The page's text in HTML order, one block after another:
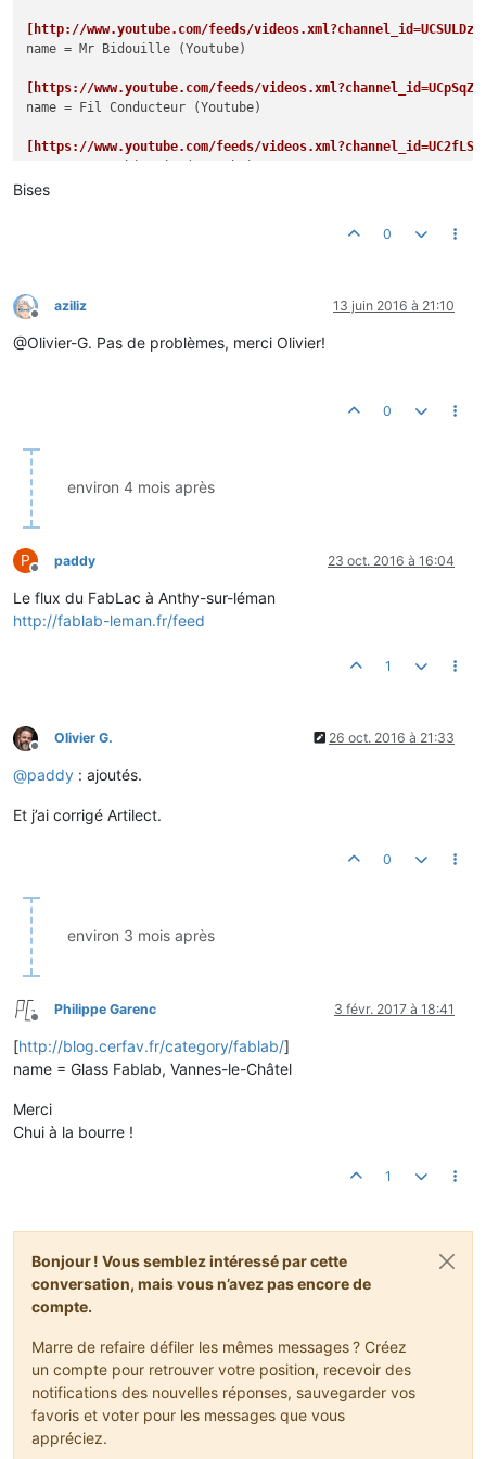
[http://www.youtube.com/feeds/
name = Mr Bidouille (Youtube)
[https://www.youtube.com/feeds/
name = Fil Conducteur (Youtube)
[https://www.youtube.com/feeds/
Bises
0
Hors-ligne
aziliz 13 juin 2016 à 21:10
@Olivier-G. Pas de problèmes, merci Olivier!
0
environ 4 mois après
P
Hors-ligne
paddy 23 oct. 2016 à 16:04
Le flux du FabLac à Anthy-sur-léman
http://fablab-leman.fr/feed
1
Hors-ligne
Olivier G. 26 oct. 2016 à 21:33
@paddy : ajoutés.
Et j’ai corrigé Artilect.
0
environ 3 mois après
Hors-ligne
Philippe Garenc 3 févr. 2017 à 18:41
[http://blog.cerfav.fr/category/fablab/]
name = Glass Fablab, Vannes-le-Châtel
Merci
Chui à la bourre !
1
Bonjour ! Vous semblez intéressé par cette
conversation, mais vous n’avez pas encore de
compte.
Marre de refaire défiler les mêmes messages ? Créez
un compte pour retrouver votre position, recevoir des
notifications des nouvelles réponses, sauvegarder vos
favoris et voter pour les messages que vous
appréciez.